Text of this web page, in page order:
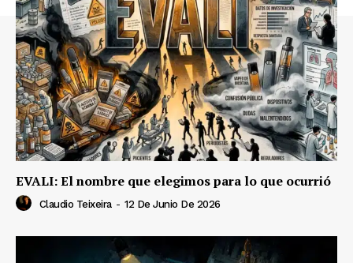
EVALI: El nombre que elegimos para lo que ocurrió
Claudio Teixeira - 12 De Junio De 2026